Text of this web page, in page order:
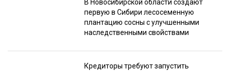
В Новосибирской области создают
первую в Сибири лесосеменную
плантацию сосны с улучшенными
наследственными свойствами
Кредиторы требуют запустить